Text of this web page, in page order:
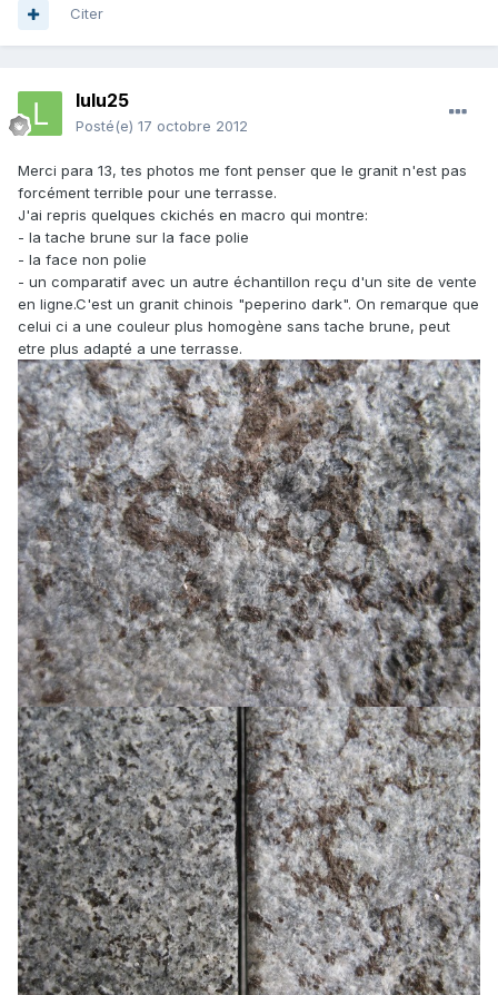
Citer
lulu25
Posté(e) 17 octobre 2012
Merci para 13, tes photos me font penser que le granit n'est pas
forcément terrible pour une terrasse.
J'ai repris quelques ckichés en macro qui montre:
- la tache brune sur la face polie
- la face non polie
- un comparatif avec un autre échantillon reçu d'un site de vente
en ligne.C'est un granit chinois "peperino dark". On remarque que
celui ci a une couleur plus homogène sans tache brune, peut
etre plus adapté a une terrasse.